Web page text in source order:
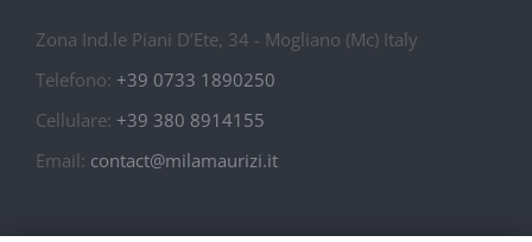
Zona Ind.le Piani D’Ete, 34 - Mogliano (Mc) Italy
Telefono: +39 0733 1890250
Cellulare: +39 380 8914155
Email: contact@milamaurizi.it